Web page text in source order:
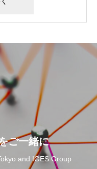
ご一緒に
and IGES Group